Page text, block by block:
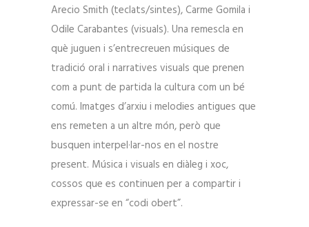
Arecio Smith (teclats/sintes), Carme Gomila i
Odile Carabantes (visuals). Una remescla en
què juguen i s’entrecreuen músiques de
tradició oral i narratives visuals que prenen
com a punt de partida la cultura com un bé
comú. Imatges d’arxiu i melodies antigues que
ens remeten a un altre món, però que
busquen interpel·lar-nos en el nostre
present. Música i visuals en diàleg i xoc,
cossos que es continuen per a compartir i
expressar-se en “codi obert”.